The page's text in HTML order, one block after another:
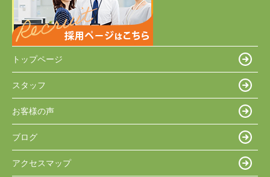
トップページ
スタッフ
お客様の声
ブログ
アクセスマップ